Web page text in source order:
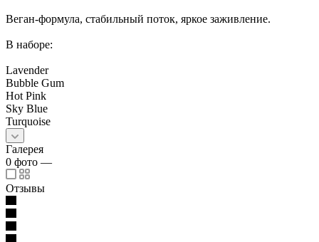
Веган-формула, стабильный поток, яркое заживление.
В наборе:
Lavender
Bubble Gum
Hot Pink
Sky Blue
Turquoise
Галерея
0 фото —
Отзывы